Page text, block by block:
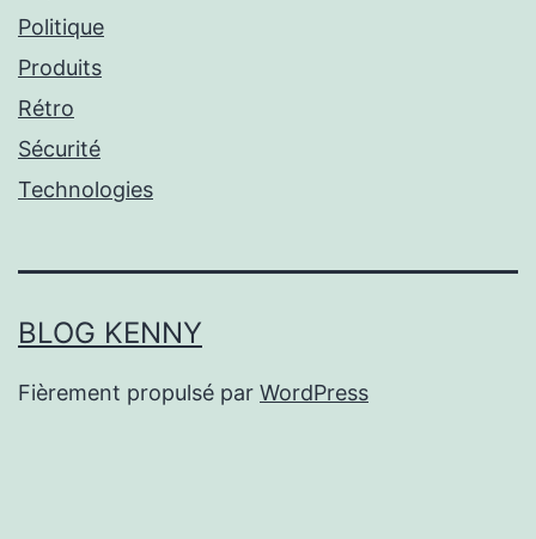
Politique
Produits
Rétro
Sécurité
Technologies
BLOG KENNY
Fièrement propulsé par WordPress